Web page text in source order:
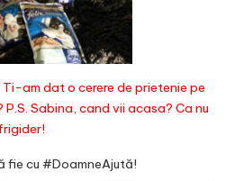
am dat o cerere de prietenie pe
Sabina, cand vii acasa? Ca nu
fie cu #DoamneAjută!